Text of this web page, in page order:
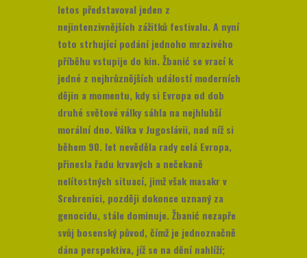
letos představoval jeden z
nejintenzivnějších zážitků festivalu. A nyní
toto strhující podání jednoho mrazivého
příběhu vstupije do kin. Žbanić se vrací k
jedné z nejhrůznějších událostí moderních
dějin a momentu, kdy si Evropa od dob
druhé světové války sáhla na nejhlubší
morální dno. Válka v Jugoslávii, nad níž si
během 90. let nevěděla rady celá Evropa,
přinesla řadu krvavých a nečekaně
nelítostných situací, jimž však masakr v
Srebrenici, později dokonce uznaný za
genocidu, stále dominuje. Žbanić nezapře
svůj bosenský původ, čímž je jednoznačně
dána perspektiva, jíž se na dění nahlíží;